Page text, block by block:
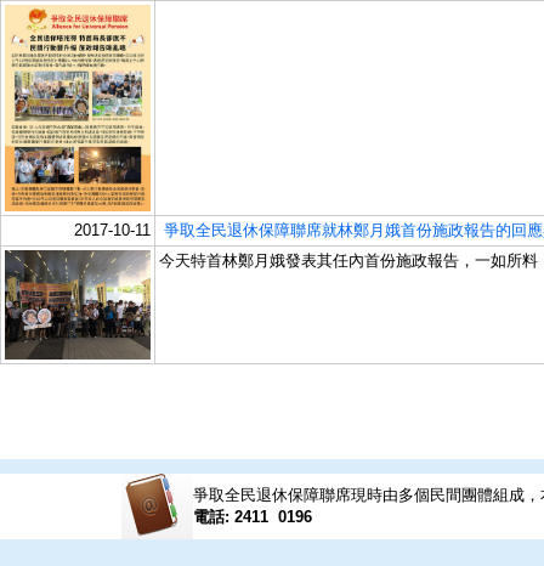
2017-10-11
爭取全民退休保障聯席就林鄭月娥首份施政報告的回
今天特首林鄭月娥發表其任內首份施政報告，一如所
爭取全民退休保障聯席現時由多個民間團體組成
電話: 2411 0196